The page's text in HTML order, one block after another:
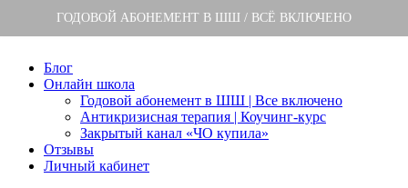
ГОДОВОЙ АБОНЕМЕНТ В ШШ / ВСЁ ВКЛЮЧЕНО
Блог
Онлайн школа
Годовой абонемент в ШШ | Все включено
Антикризисная терапия | Коучинг-курс
Закрытый канал «ЧО купила»
Отзывы
Личный кабинет